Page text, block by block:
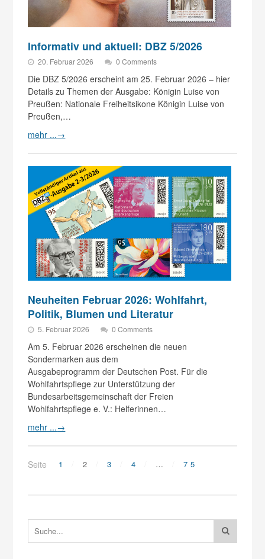
Informativ und aktuell: DBZ 5/2026
20. Februar 2026 0 Comments
Die DBZ 5/2026 erscheint am 25. Februar 2026 – hier
Details zu Themen der Ausgabe: Königin Luise von
Preußen: Nationale Freiheitsikone Königin Luise von
Preußen,…
mehr ...→
Neuheiten Februar 2026: Wohlfahrt,
Politik, Blumen und Literatur
5. Februar 2026 0 Comments
Am 5. Februar 2026 erscheinen die neuen
Sondermarken aus dem
Ausgabeprogramm der Deutschen Post. Für die
Wohlfahrtspflege zur Unterstützung der
Bundesarbeitsgemeinschaft der Freien
Wohlfahrtspflege e. V.: Helferinnen…
mehr ...→
Seite 1 2 3 4 … 75